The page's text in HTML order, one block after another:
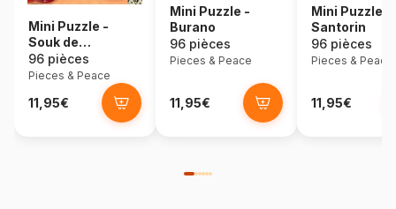
Mini Puzzle -
Souk de
Marrakech
96 pièces
Pieces & Peace
11,95€
Mini Puzzle -
Burano
96 pièces
Pieces & Peace
11,95€
Mini Puzzle -
Santorin
96 pièces
Pieces & Peace
11,95€